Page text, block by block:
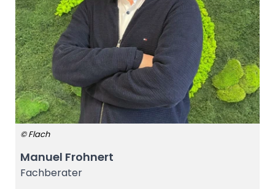
© Flach
Manuel Frohnert
Fachberater